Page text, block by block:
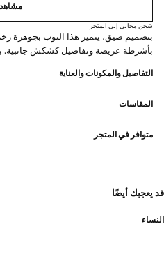
شحن مجاني إلى المتجر
بتصميم ضيق، يتميز هذا التوب بجوهرة
بأشرطة عريضة وتفاصيل كشكش
التفاصيل والمكونات والعناية
المقاسات
متوافر في المتجر
قد يعجبك أيضًا
النساء